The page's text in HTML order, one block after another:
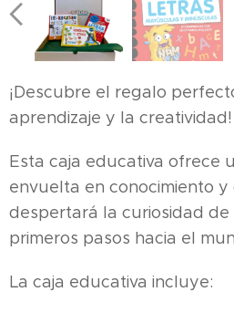
¡Descubre el regalo
aprendizaje y la creatividad!
Esta caja educativa ofrece
envuelta en conocimiento y
despertará la curiosidad de
primeros pasos hacia el
La caja educativa incluye: